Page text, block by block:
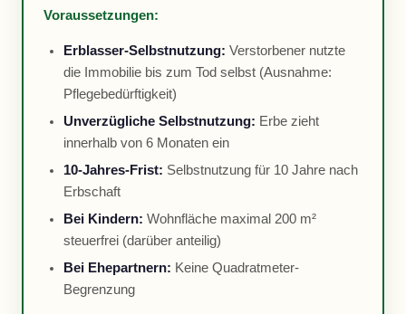
Voraussetzungen:
Erblasser-Selbstnutzung: Verstorbener nutzte
die Immobilie bis zum Tod selbst (Ausnahme:
Pflegebedürftigkeit)
Unverzügliche Selbstnutzung: Erbe zieht
innerhalb von 6 Monaten ein
10-Jahres-Frist: Selbstnutzung für 10 Jahre nach
Erbschaft
Bei Kindern: Wohnfläche maximal 200 m²
steuerfrei (darüber anteilig)
Bei Ehepartnern: Keine Quadratmeter-
Begrenzung